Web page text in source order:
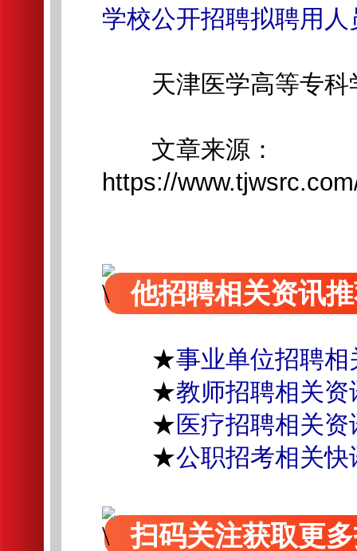
学校公开招聘拟聘用人
天津医学高等专科
文章来源：
https://
他招聘相关资讯
★事业单位招聘相
★教师招聘相关资
★医疗招聘相关资
★公职招考相关快
扫码关注获取更